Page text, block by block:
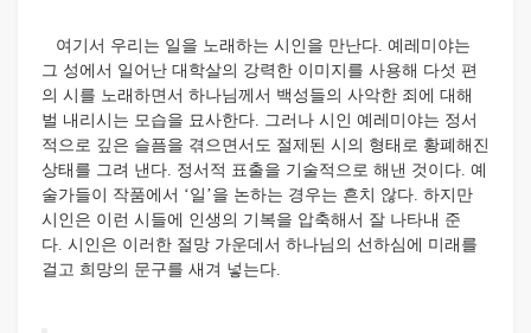
여기서 우리는 일을 노래하는 시인을 만난다. 예레미야는
그 성에서 일어난 대학살의 강력한 이미지를 사용해 다섯 편
의 시를 노래하면서 하나님께서 백성들의 사악한 죄에 대해
벌 내리시는 모습을 묘사한다. 그러나 시인 예레미야는 정서
적으로 깊은 슬픔을 겪으면서도 절제된 시의 형태로 황폐해진
상태를 그려 낸다. 정서적 표출을 기술적으로 해낸 것이다. 예
술가들이 작품에서 ‘일’을 논하는 경우는 흔치 않다. 하지만
시인은 이런 시들에 인생의 기복을 압축해서 잘 나타내 준
다. 시인은 이러한 절망 가운데서 하나님의 선하심에 미래를
걸고 희망의 문구를 새겨 넣는다.